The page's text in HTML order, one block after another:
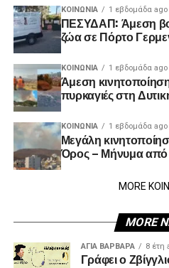
ΚΟΙΝΩΝΊΑ 1 εβδομάδα ago
ΠΕΣΥΔΑΠ: Άμεση
ζώα σε Πόρτο
ΚΟΙΝΩΝΊΑ 1 εβδομάδα ago
Άμεση
πυρκαγιές στη
ΚΟΙΝΩΝΊΑ 1 εβδομάδα ago
Μεγάλη
Όρος – Μήνυμα από
MORE
MORE
ΑΓΙΑ ΒΑΡΒΑΡΑ 8 έτη
Γράφει ο